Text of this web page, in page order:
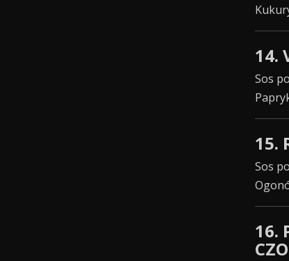
14.
Sos
15.
Sos
16.